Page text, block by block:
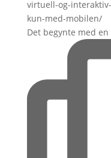
Det begynte med